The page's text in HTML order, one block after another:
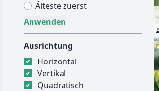
Älteste zuerst
Ausrichtung
Horizontal
Vertikal
Quadratisch